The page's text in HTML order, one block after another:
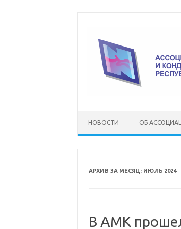
НОВОСТИ ОБ
АРХИВ ЗА МЕСЯЦ: ИЮЛЬ 2024
В АМК